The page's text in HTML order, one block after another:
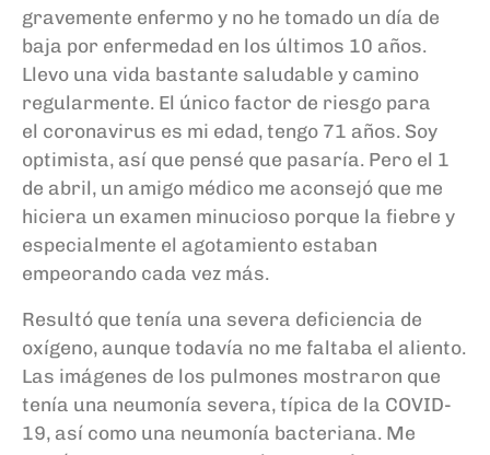
gravemente enfermo y no he tomado un día de
baja por enfermedad en los últimos 10 años.
Llevo una vida bastante saludable y camino
regularmente. El único factor de riesgo para
el coronavirus es mi edad, tengo 71 años. Soy
optimista, así que pensé que pasaría. Pero el 1
de abril, un amigo médico me aconsejó que me
hiciera un examen minucioso porque la fiebre y
especialmente el agotamiento estaban
empeorando cada vez más.
Resultó que tenía una severa deficiencia de
oxígeno, aunque todavía no me faltaba el aliento.
Las imágenes de los pulmones mostraron que
tenía una neumonía severa, típica de la COVID-
19, así como una neumonía bacteriana. Me